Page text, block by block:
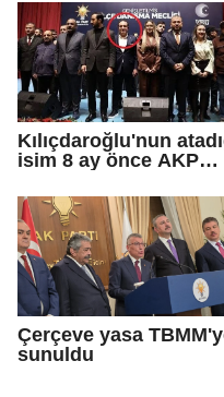
Kılıçdaroğlu'nun
isim 8 ay önce AKP
Çerçeve yasa
sunuldu